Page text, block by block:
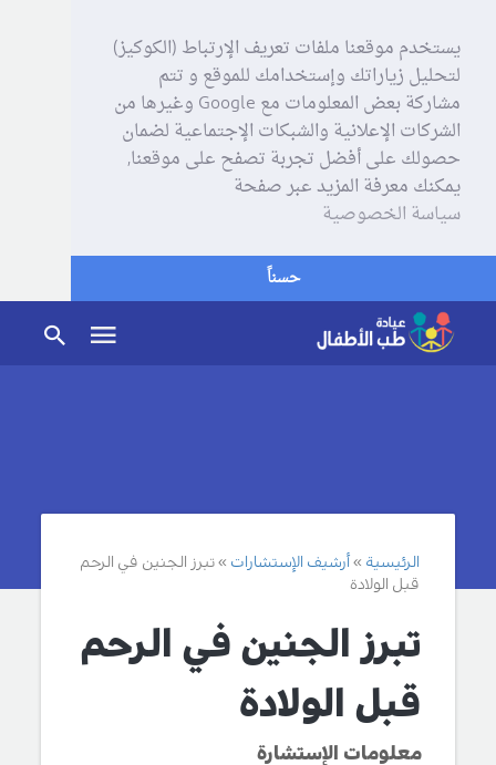
يستخدم موقعنا ملفات تعريف الإرتباط (الكوكيز)
لتحليل زياراتك وإستخدامك للموقع و تتم
مشاركة بعض المعلومات مع Google وغيرها من
الشركات الإعلانية والشبكات الإجتماعية لضمان
حصولك على أفضل تجربة تصفح على موقعنا,
يمكنك معرفة المزيد عبر صفحة
سياسة الخصوصية
حسناً
الرئيسية أرشيف الإستشارات
تبرز الجنين في الرحم
قبل الولادة
تبرز الجنين في الرحم
قبل الولادة
معلومات الإستشارة